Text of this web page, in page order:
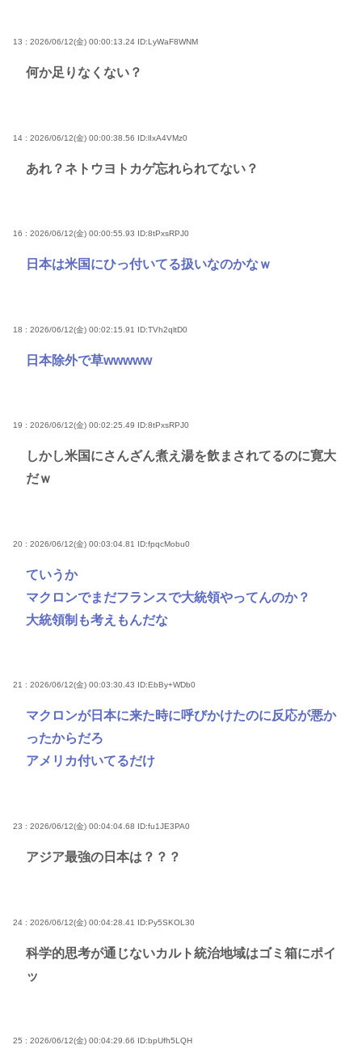
13 : 2026/06/12(金) 00:00:13.24 ID:LyWaF8WNM
何か足りなくない？
14 : 2026/06/12(金) 00:00:38.56 ID:lIxA4VMz0
あれ？ネトウヨトカゲ忘れられてない？
16 : 2026/06/12(金) 00:00:55.93 ID:8tPxsRPJ0
日本は米国にひっ付いてる扱いなのかなｗ
18 : 2026/06/12(金) 00:02:15.91 ID:TVh2qltD0
日本除外で草wwwww
19 : 2026/06/12(金) 00:02:25.49 ID:8tPxsRPJ0
しかし米国にさんざん煮え湯を飲まされてるのに寛大
だｗ
20 : 2026/06/12(金) 00:03:04.81 ID:fpqcMobu0
ていうか
マクロンでまだフランスで大統領やってんのか？
大統領制も考えもんだな
21 : 2026/06/12(金) 00:03:30.43 ID:EbBy+WDb0
マクロンが日本に来た時に呼びかけたのに反応が悪か
ったからだろ
アメリカ付いてるだけ
23 : 2026/06/12(金) 00:04:04.68 ID:fu1JE3PA0
アジア最強の日本は？？？
24 : 2026/06/12(金) 00:04:28.41 ID:Py5SKOL30
科学的思考が通じないカルト統治地域はゴミ箱にポイ
ッ
25 : 2026/06/12(金) 00:04:29.66 ID:bpUfh5LQH